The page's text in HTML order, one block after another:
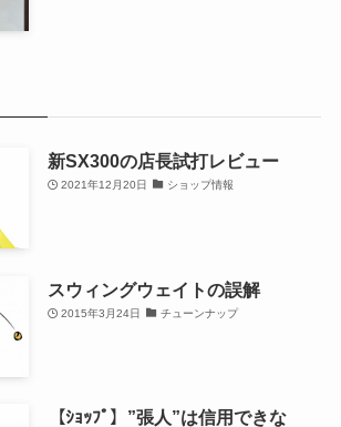
新SX300の店長試打レビュー
2021年12月20日 ショップ情報
スウィングウェイトの誤解
2015年3月24日 チューンナップ
【ｼｮｯﾌﾟ】”張人”は信用できな